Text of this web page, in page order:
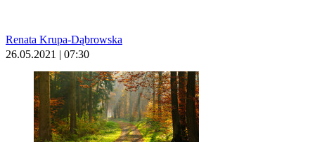
Renata Krupa-Dąbrowska
26.05.2021 | 07:30